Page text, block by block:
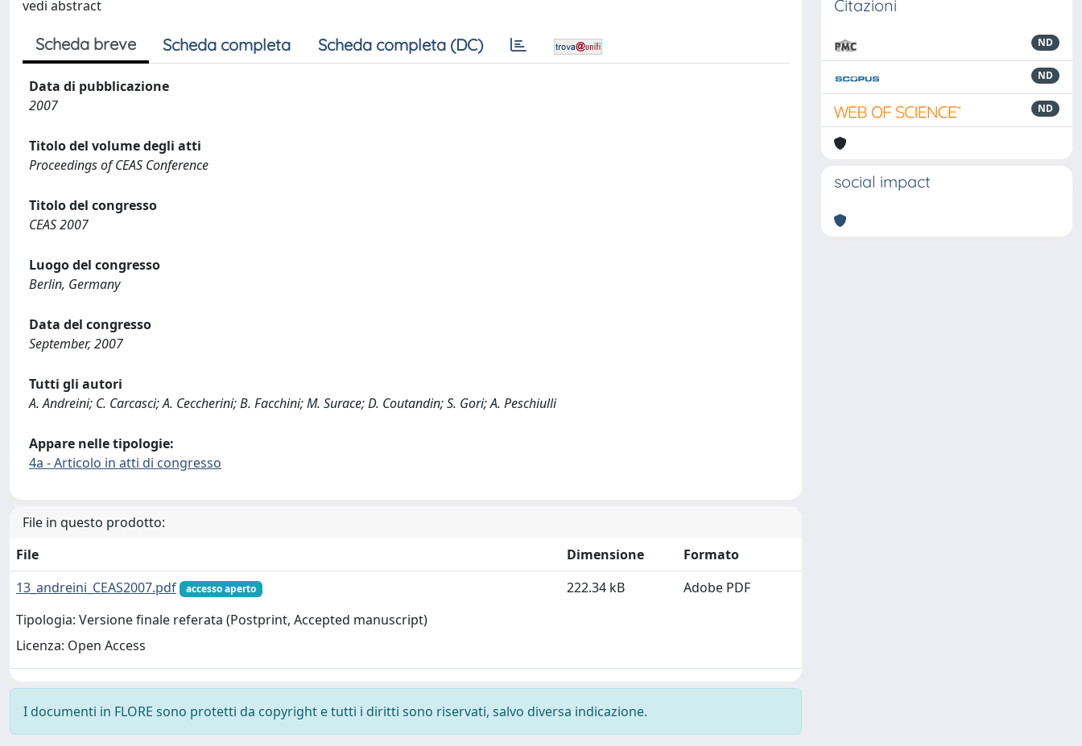
vedi abstract
Scheda breve Scheda completa Scheda completa (DC)
Data di pubblicazione
2007
Titolo del volume degli atti
Proceedings of CEAS Conference
Titolo del congresso
CEAS 2007
Luogo del congresso
Berlin, Germany
Data del congresso
September, 2007
Tutti gli autori
A. Andreini; C. Carcasci; A. Ceccherini; B. Facchini; M. Surace; D. Coutandin; S. Gori; A. Peschiulli
Appare nelle tipologie:
4a - Articolo in atti di congresso
File in questo prodotto:
File
Dimensione
Formato
13_andreini_CEAS2007.pdf
accesso aperto
Tipologia: Versione finale referata (Postprint, Accepted manuscript)
Licenza: Open Access
222.34 kB Adobe PDF
I documenti in FLORE sono protetti da copyright e tutti i diritti sono riservati, salvo diversa indicazione.
Citazioni
ND
ND
ND
social impact